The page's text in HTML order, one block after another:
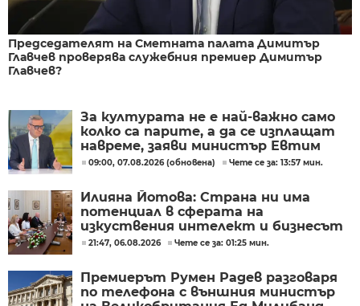
Председателят на Сметната палата Димитър
Главчев проверява служебния премиер Димитър
Главчев?
За културата не е най-важно само
колко са парите, а да се изплащат
навреме, заяви министър Евтим
Милошев
09:00, 07.08.2026 (обновена) Чете се за: 13:57 мин.
Илияна Йотова: Страна ни има
потенциал в сферата на
изкуствения интелект и бизнесът
забелязва тези перспективи
21:47, 06.08.2026 Чете се за: 01:25 мин.
Премиерът Румен Радев разговаря
по телефона с външния министър